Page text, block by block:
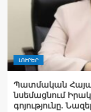
ԼՈՒՐԵՐ
Պատմական
նսեմացնում
գոյությունը.